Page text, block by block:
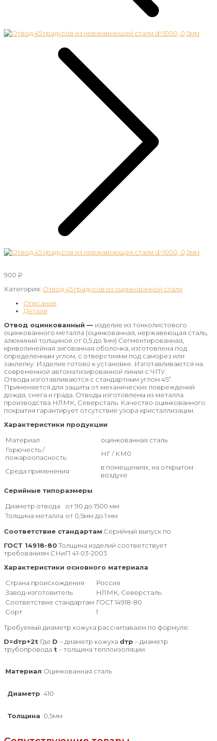
900 ₽
Категория: Отвод 45 градусов из оцинкованной стали
Описание
Детали
Отвод оцинкованный — изделие из тонколистового
оцинкованного металла (оцинкованная, нержавеющая сталь,
алюминий толщиной от 0,5 до 1мм) Сегментированная,
криволинейная зигованная оболочка, изготовлена под
определенным углом, с отверстиями под саморез или
заклепку. Изделие готово к установке. Изготавливаются на
современной автоматизированной линии с ЧПУ.
Отводы изготавливаются с стандартным углом 45º.
Применяется для защиты от механических повреждений
дождя, снега и града. Отводы изготовлены из металла
производства НЛМК, Северсталь. Качество оцинкованного
покрытия гарантирует отсутствие узора кристаллизации.
Характеристики продукции
Материал
оцинкованная сталь
Горючесть /
пожароопасность
НГ / КМ0
Среда применения
в помещениях, на открытом
воздухе
Серийные типоразмеры
Диаметр отвода
от 90 до 1500 мм
Толщина металла от 0,5мм до 1 мм
Соответствие стандартам Серийный выпуск по
ГОСТ 14918-80 Толщина изделий соответствует
требованиям СНиП 41-03-2003
Характеристики основного материала
Страна происхождения
Россия
Завод-изготовитель
НЛМК, Северсталь
Соответствие стандартам ГОСТ 14918-80
Сорт
1
Требуемый диаметр кожуха рассчитываем по формуле:
D=dтр+2t Где D – диаметр кожуха dтр – диаметр
трубопровода t – толщина теплоизоляции.
Материал Оцинкованная сталь
Диаметр 410
Толщина 0,5мм